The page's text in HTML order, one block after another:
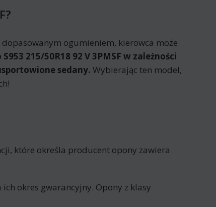
ogumieniem, kierowca może
215/50R18 92 V 3PMSF w zależności
sedany. Wybierając ten model,
które określa producent opony zawiera
okres gwarancyjny. Opony z klasy